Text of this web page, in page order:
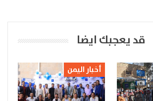
قد يعجبك ايضا
أخبار اليمن